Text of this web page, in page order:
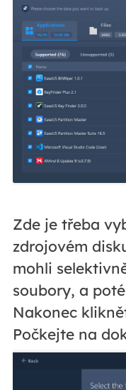
Zde je třeba
zdrojovém
mohli
soubory, a
Nakonec
Počkejte na